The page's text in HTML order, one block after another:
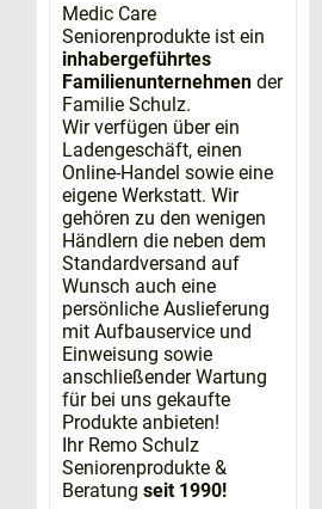
Medic Care
Seniorenprodukte ist ein
inhabergeführtes
Familienunternehmen der
Familie Schulz.
Wir verfügen über ein
Ladengeschäft, einen
Online-Handel sowie eine
eigene Werkstatt. Wir
gehören zu den wenigen
Händlern die neben dem
Standardversand auf
Wunsch auch eine
persönliche Auslieferung
mit Aufbauservice und
Einweisung sowie
anschließender Wartung
für bei uns gekaufte
Produkte anbieten!
Ihr Remo Schulz
Seniorenprodukte &
Beratung seit 1990!